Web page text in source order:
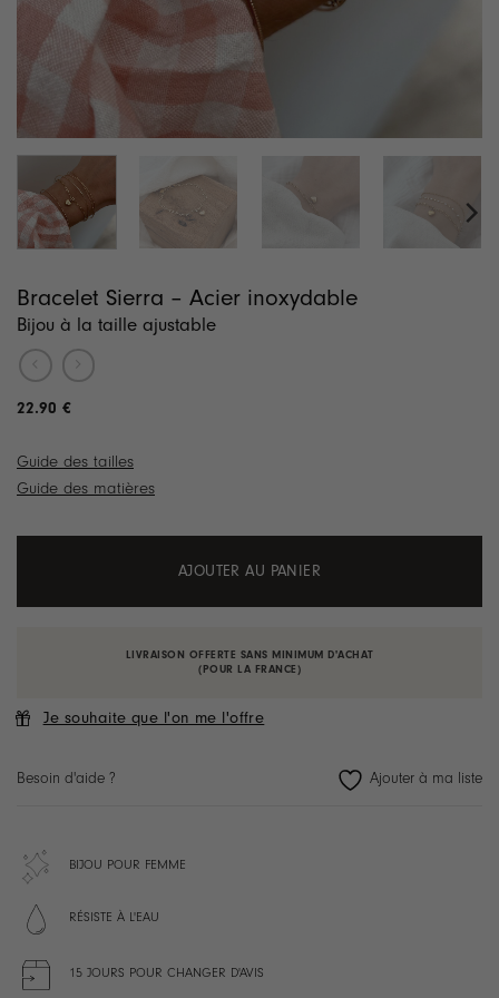
Bracelet Sierra – Acier inoxydable
Bijou à la taille ajustable
22.90 €
Guide des tailles
Guide des matières
AJOUTER AU PANIER
LIVRAISON OFFERTE SANS MINIMUM D'ACHAT
(POUR LA FRANCE)
Je souhaite que l'on me l'offre
Besoin d'aide ?
BIJOU POUR FEMME
RÉSISTE À L'EAU
15 JOURS POUR CHANGER D'AVIS